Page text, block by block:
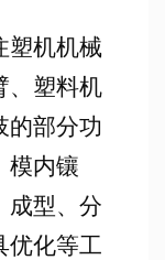
塑机机械
、塑料机
的部分功
模内镶
成型、分
优化等工